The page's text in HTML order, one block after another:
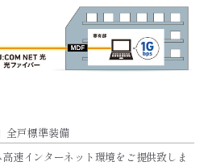
全戸標準装備
速インターネット環境をご提供致しま